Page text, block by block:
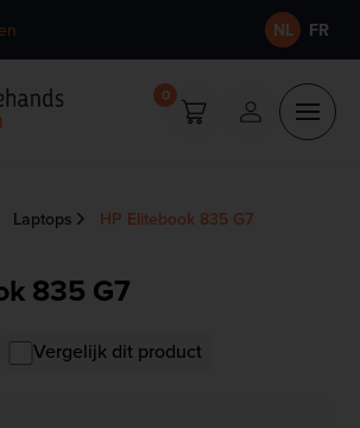
NL FR
0
Laptops HP Elitebook 835 G7
835 G7
Vergelijk dit product